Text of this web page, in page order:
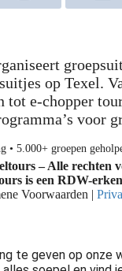
op Texel.
tot e-chopper
voor
5.000+ groepen
– Alle rechten
is een RDW-
Voorwaarden |
te geven op onze